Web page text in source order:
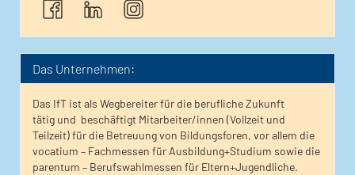
Das Unternehmen:
Das IfT ist als Wegbereiter für die berufliche Zukunft
tätig und beschäftigt Mitarbeiter/innen (Vollzeit und
Teilzeit) für die Betreuung von Bildungsforen, vor allem die
vocatium – Fachmessen für Ausbildung+Studium sowie die
parentum – Berufswahlmessen für Eltern+Jugendliche.